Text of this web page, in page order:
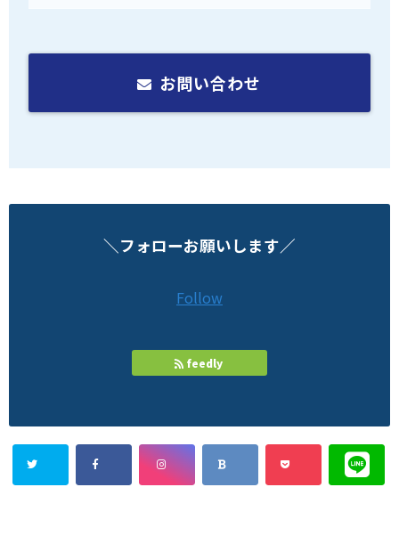
お問い合わせ
＼フォローお願いします／
Follow
feedly